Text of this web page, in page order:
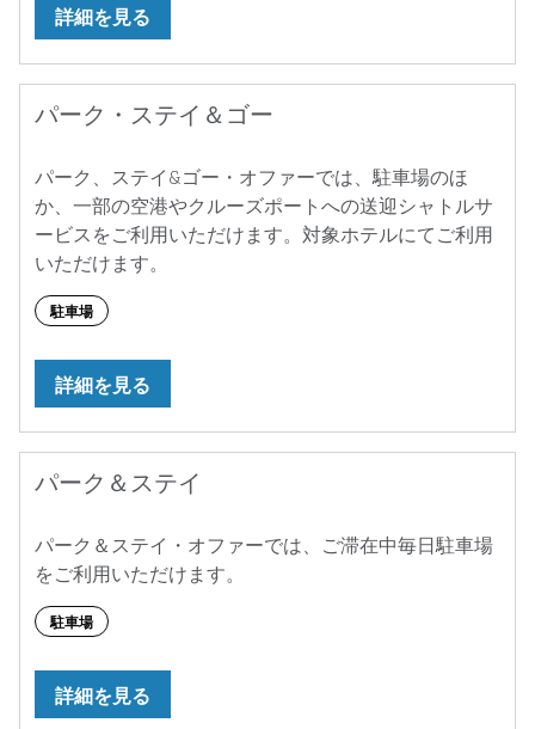
詳細を見る
パーク・ステイ＆ゴー
パーク、ステイ&ゴー・オファーでは、駐車場のほ
か、一部の空港やクルーズポートへの送迎シャトルサ
ービスをご利用いただけます。対象ホテルにてご利用
いただけます。
駐車場
詳細を見る
パーク＆ステイ
パーク＆ステイ・オファーでは、ご滞在中毎日駐車場
をご利用いただけます。
駐車場
詳細を見る